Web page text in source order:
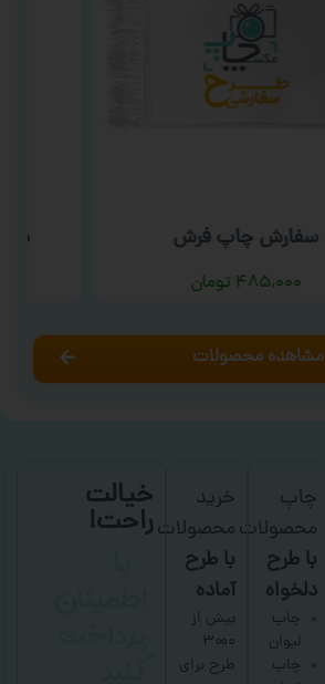
سفارش چاپ فرش
۴۸۵,۰۰۰ تومان
مشاهده محصولات
چاپ
محصولات
با طرح
دلخواه
چاپ
لیوان
چاپ
خرید
محصولات
با طرح
آماده
بیش از
۳۰۰۰
طرح برای
خیالت
راحت!